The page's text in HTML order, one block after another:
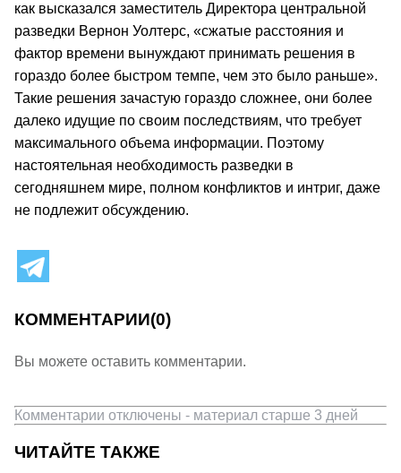
как высказался заместитель Директора центральной
разведки Вернон Уолтерс, «сжатые расстояния и
фактор времени вынуждают принимать решения в
гораздо более быстром темпе, чем это было раньше».
Такие решения зачастую гораздо сложнее, они более
далеко идущие по своим последствиям, что требует
максимального объема информации. Поэтому
настоятельная необходимость разведки в
сегодняшнем мире, полном конфликтов и интриг, даже
не подлежит обсуждению.
КОММЕНТАРИИ(0)
Вы можете оставить комментарии.
Комментарии отключены - материал старше 3 дней
ЧИТАЙТЕ ТАКЖЕ